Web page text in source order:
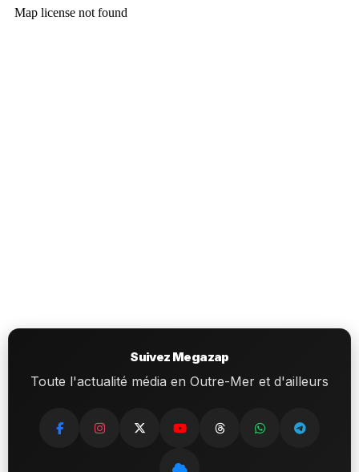
Suivez Megazap
Toute l'actualité média en Outre-Mer et d'ailleurs